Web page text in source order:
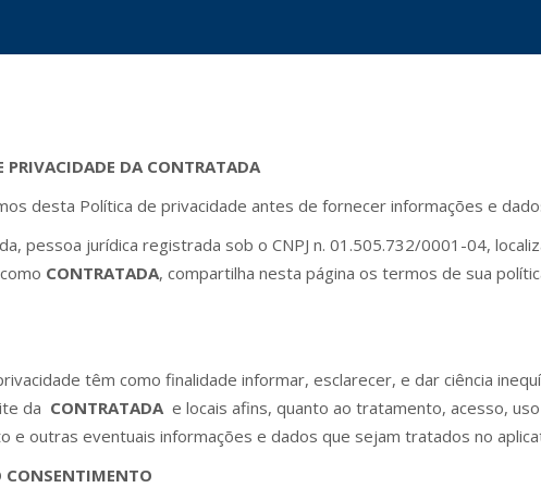
PRIVACIDADE DA CONTRATADA
desta Política de privacidade antes de fornecer informações e
pessoa jurídica registrada sob o CNPJ n. 01.505.732/0001-04,
CONTRATADA, compartilha nesta página os termos de sua
têm como finalidade informar, esclarecer, e dar ciência
da CONTRATADA e locais afins, quanto ao tratamento, acesso,
e outras eventuais informações e dados que sejam tratados no
CONSENTIMENTO